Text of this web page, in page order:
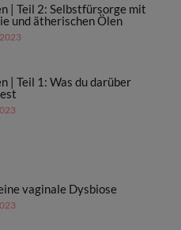
| Teil 2: Selbstfürsorge mit
und ätherischen Ölen
| Teil 1: Was du darüber
vaginale Dysbiose